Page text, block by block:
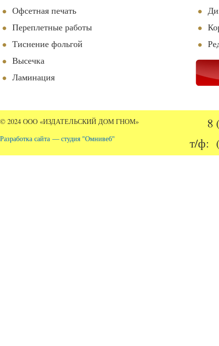
Офсетная печать
Переплетные работы
Тиснение фольгой
Высечка
Ламинация
© 2024 ООО «ИЗДАТЕЛЬСКИЙ ДОМ ГНОМ»
Разработка сайта — студия "Омнивеб"
8
т/ф: